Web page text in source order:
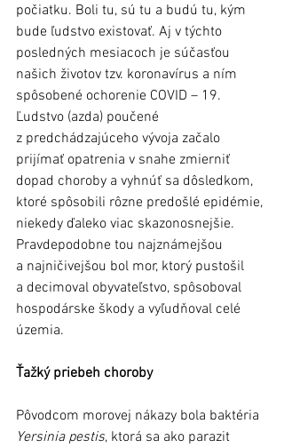
počiatku. Boli tu, sú tu a budú tu, kým
bude ľudstvo existovať. Aj v týchto
posledných mesiacoch je súčasťou
našich životov tzv. koronavírus a ním
spôsobené ochorenie COVID – 19.
Ľudstvo (azda) poučené
z predchádzajúceho vývoja začalo
prijímať opatrenia v snahe zmierniť
dopad choroby a vyhnúť sa dôsledkom,
ktoré spôsobili rôzne predošlé epidémie,
niekedy ďaleko viac skazonosnejšie.
Pravdepodobne tou najznámejšou
a najničivejšou bol mor, ktorý pustošil
a decimoval obyvateľstvo, spôsoboval
hospodárske škody a vyľudňoval celé
územia.
Ťažký priebeh choroby
Pôvodcom morovej nákazy bola baktéria
Yersinia pestis, ktorá sa ako parazit